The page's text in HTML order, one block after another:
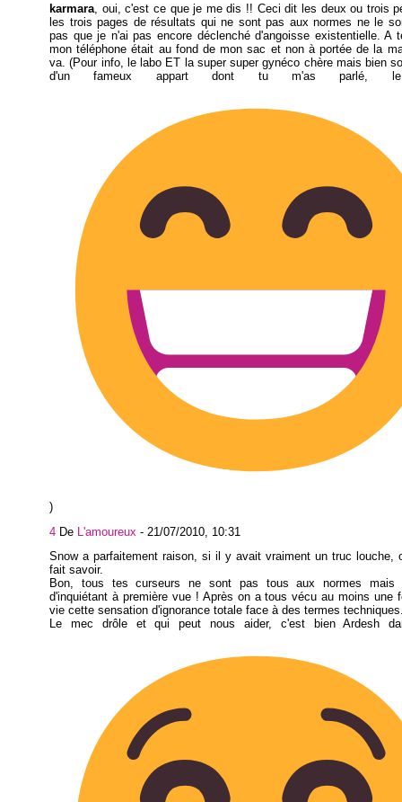
karmara , oui, c'est ce que je me dis !! Ceci dit les deux ou trois
les trois pages de résultats qui ne sont pas aux normes ne le
pas que je n'ai pas encore déclenché d'angoisse existentielle. A
mon téléphone était au fond de mon sac et non à portée de la
va. (Pour info, le labo ET la super super gynéco chère mais bien
d'un fameux appart dont tu m'as parlé, le
)
4 De L'amoureux - 21/07/2010, 10:31
Snow a parfaitement raison, si il y avait vraiment un truc louche,
fait savoir.
Bon, tous tes curseurs ne sont pas tous aux normes
d'inquiétant à première vue ! Après on a tous vécu au moins une
vie cette sensation d'ignorance totale face à des termes
Le mec drôle et qui peut nous aider, c'est bien Ardesh